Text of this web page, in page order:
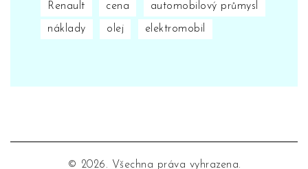
Renault cena automobilový průmysl
náklady olej elektromobil
© 2026. Všechna práva vyhrazena.